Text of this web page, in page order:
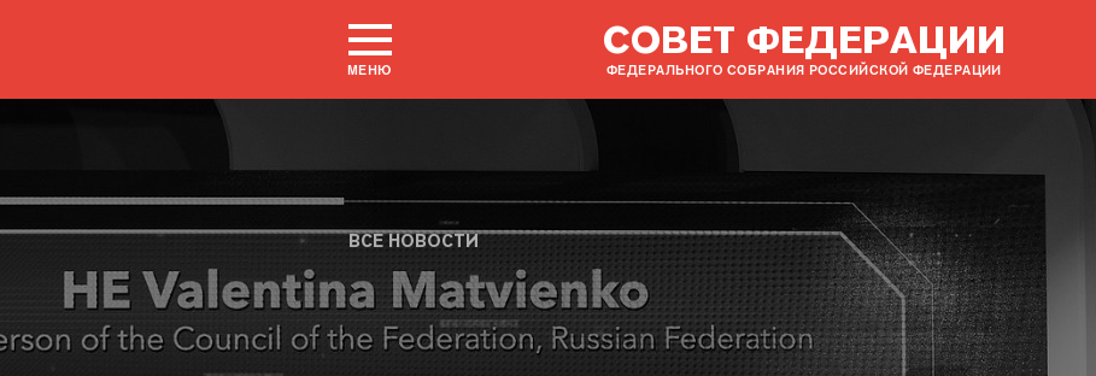
МЕНЮ
СОВЕТ ФЕДЕРАЦИИ
ФЕДЕРАЛЬНОГО СОБРАНИЯ РОССИЙСКОЙ ФЕДЕРАЦИИ
ВСЕ НОВОСТИ